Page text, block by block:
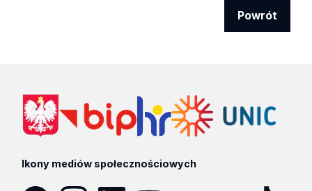
Powrót
Ikony mediów społecznościowych